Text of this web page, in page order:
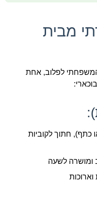
מבית
לפלוב, אחת
כתף), חתוך לקוביות